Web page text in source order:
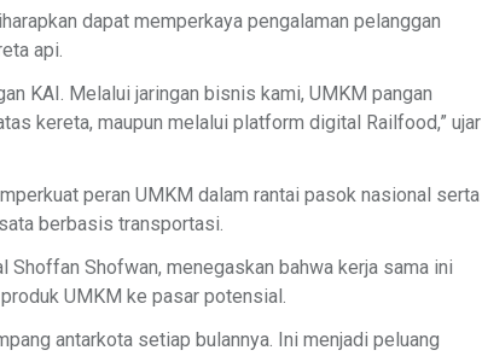
dapat memperkaya pengalaman pelanggan
api.
KAI. Melalui jaringan bisnis kami, UMKM pangan
kereta, maupun melalui platform digital Railfood,” ujar
peran UMKM dalam rantai pasok nasional serta
berbasis transportasi.
Shofwan, menegaskan bahwa kerja sama ini
UMKM ke pasar potensial.
antarkota setiap bulannya. Ini menjadi peluang